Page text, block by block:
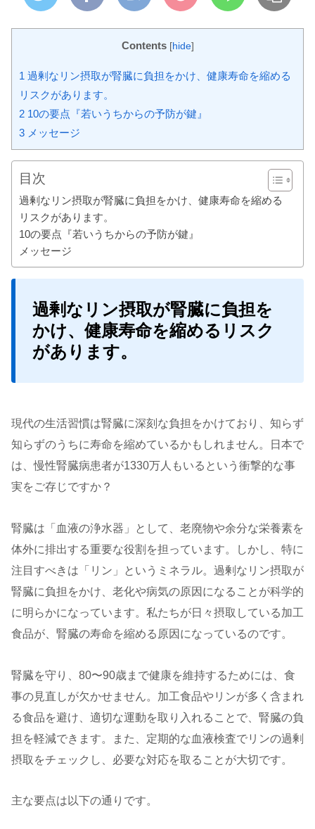
Contents [hide]
1 過剰なリン摂取が腎臓に負担をかけ、健康寿命を縮める
リスクがあります。
2 10の要点『若いうちからの予防が鍵』
3 メッセージ
目次
過剰なリン摂取が腎臓に負担をかけ、健康寿命を縮める
リスクがあります。
10の要点『若いうちからの予防が鍵』
メッセージ
過剰なリン摂取が腎臓に負担を
かけ、健康寿命を縮めるリスク
があります。
現代の生活習慣は腎臓に深刻な負担をかけており、知らず
知らずのうちに寿命を縮めているかもしれません。日本で
は、慢性腎臓病患者が1330万人もいるという衝撃的な事
実をご存じですか？
腎臓は「血液の浄水器」として、老廃物や余分な栄養素を
体外に排出する重要な役割を担っています。しかし、特に
注目すべきは「リン」というミネラル。過剰なリン摂取が
腎臓に負担をかけ、老化や病気の原因になることが科学的
に明らかになっています。私たちが日々摂取している加工
食品が、腎臓の寿命を縮める原因になっているのです。
腎臓を守り、80〜90歳まで健康を維持するためには、食
事の見直しが欠かせません。加工食品やリンが多く含まれ
る食品を避け、適切な運動を取り入れることで、腎臓の負
担を軽減できます。また、定期的な血液検査でリンの過剰
摂取をチェックし、必要な対応を取ることが大切です。
主な要点は以下の通りです。